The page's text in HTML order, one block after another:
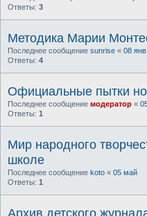
Ответы: 3
Методика Марии
Последнее сообщение sunrise « 08 янв
Ответы: 4
Официальные пытки
Последнее сообщение модератор «
Ответы: 1
Мир народного
школе
Последнее сообщение koto « 05 май
Ответы: 1